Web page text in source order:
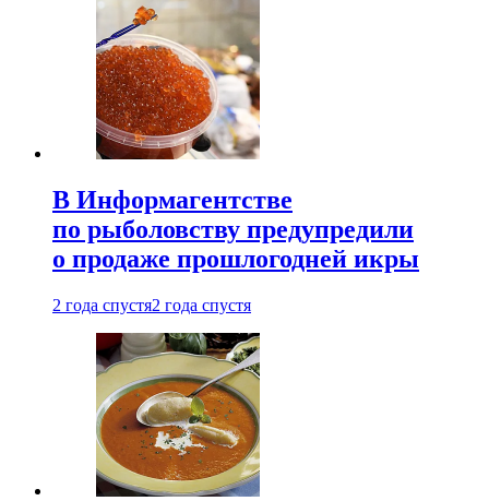
В Информагентстве
по рыболовству предупредили
о продаже прошлогодней икры
2 года спустя2 года спустя